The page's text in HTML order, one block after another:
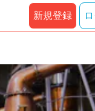
新規登録